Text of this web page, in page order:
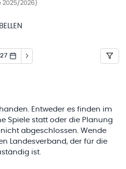
2025/2026)
Entweder es finden im
Spiele statt oder die Planung
abgeschlossen. Wende
Landesverband, der für die
ist.